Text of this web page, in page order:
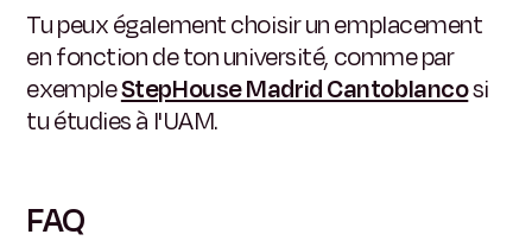
Tu peux également choisir un emplacement
en fonction de ton université, comme par
exempleStepHouse Madrid Cantoblancosi
tu étudies à l'UAM.
FAQ